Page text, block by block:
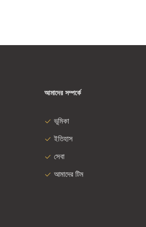
আমাদের সম্পর্কে
ভূমিকা
ইতিহাস
সেবা
আমাদের টিম